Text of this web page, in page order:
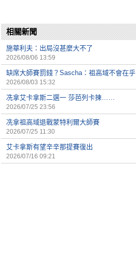
相關新聞
施華利夫：出局沒甚麼大不了
2026/08/06 13:59
缺席大師賽罰錢？Sascha：祖高域不會在乎
2026/08/03 15:32
冼拿艾卡拿斯二選一 莎芭列卡揀……
2026/07/25 23:56
冼拿祖高域退戰蒙特利爾大師賽
2026/07/25 11:30
艾卡拿斯有望辛辛那提賽復出
2026/07/16 09:21